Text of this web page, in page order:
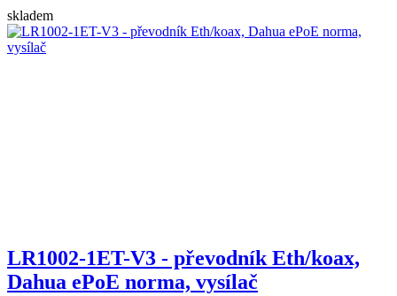
skladem
LR1002-1ET-V3 - převodník Eth/koax,
Dahua ePoE norma, vysílač